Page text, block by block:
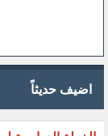
اضيف حديثاً